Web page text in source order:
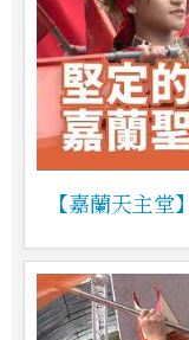
【嘉蘭天主